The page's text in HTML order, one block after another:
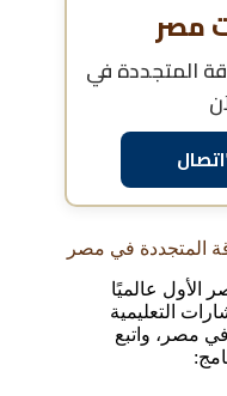
مصر
المتجددة في
اتصال
المتجددة في مصر
عالميًا
التعليمية
مصر، واتبع